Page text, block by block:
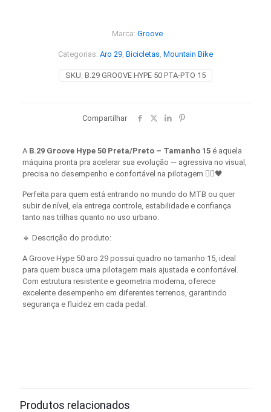
SKU: B.29 GROOVE HYPE 50 PTA-PТО 15
Categorias: Aro 29, Bicicletas, Mountain Bike
Marca: Groove
Compartilhar
A B.29 Groove Hype 50 Preta/Preto – Tamanho 15é aquela
máquina pronta pra acelerar sua evolução — agressiva no visual,
precisa no desempenho e confortável na pilotagem 🚵‍♂️🖤
Perfeita para quem está entrando no mundo do MTB ou quer
subir de nível, ela entrega controle, estabilidade e confiança
tanto nas trilhas quanto no uso urbano.
🔹 Descrição do produto:
A Groove Hype 50 aro 29 possui quadro no tamanho 15, ideal
para quem busca uma pilotagem mais ajustada e confortável.
Com estrutura resistente e geometria moderna, oferece
excelente desempenho em diferentes terrenos, garantindo
segurança e fluidez em cada pedal.
Produtos relacionados